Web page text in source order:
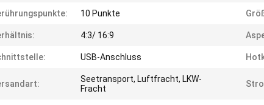
10 Punkte
4:3/ 16:9
USB-Anschluss
Seetransport, Luftfracht, LKW-
Fracht